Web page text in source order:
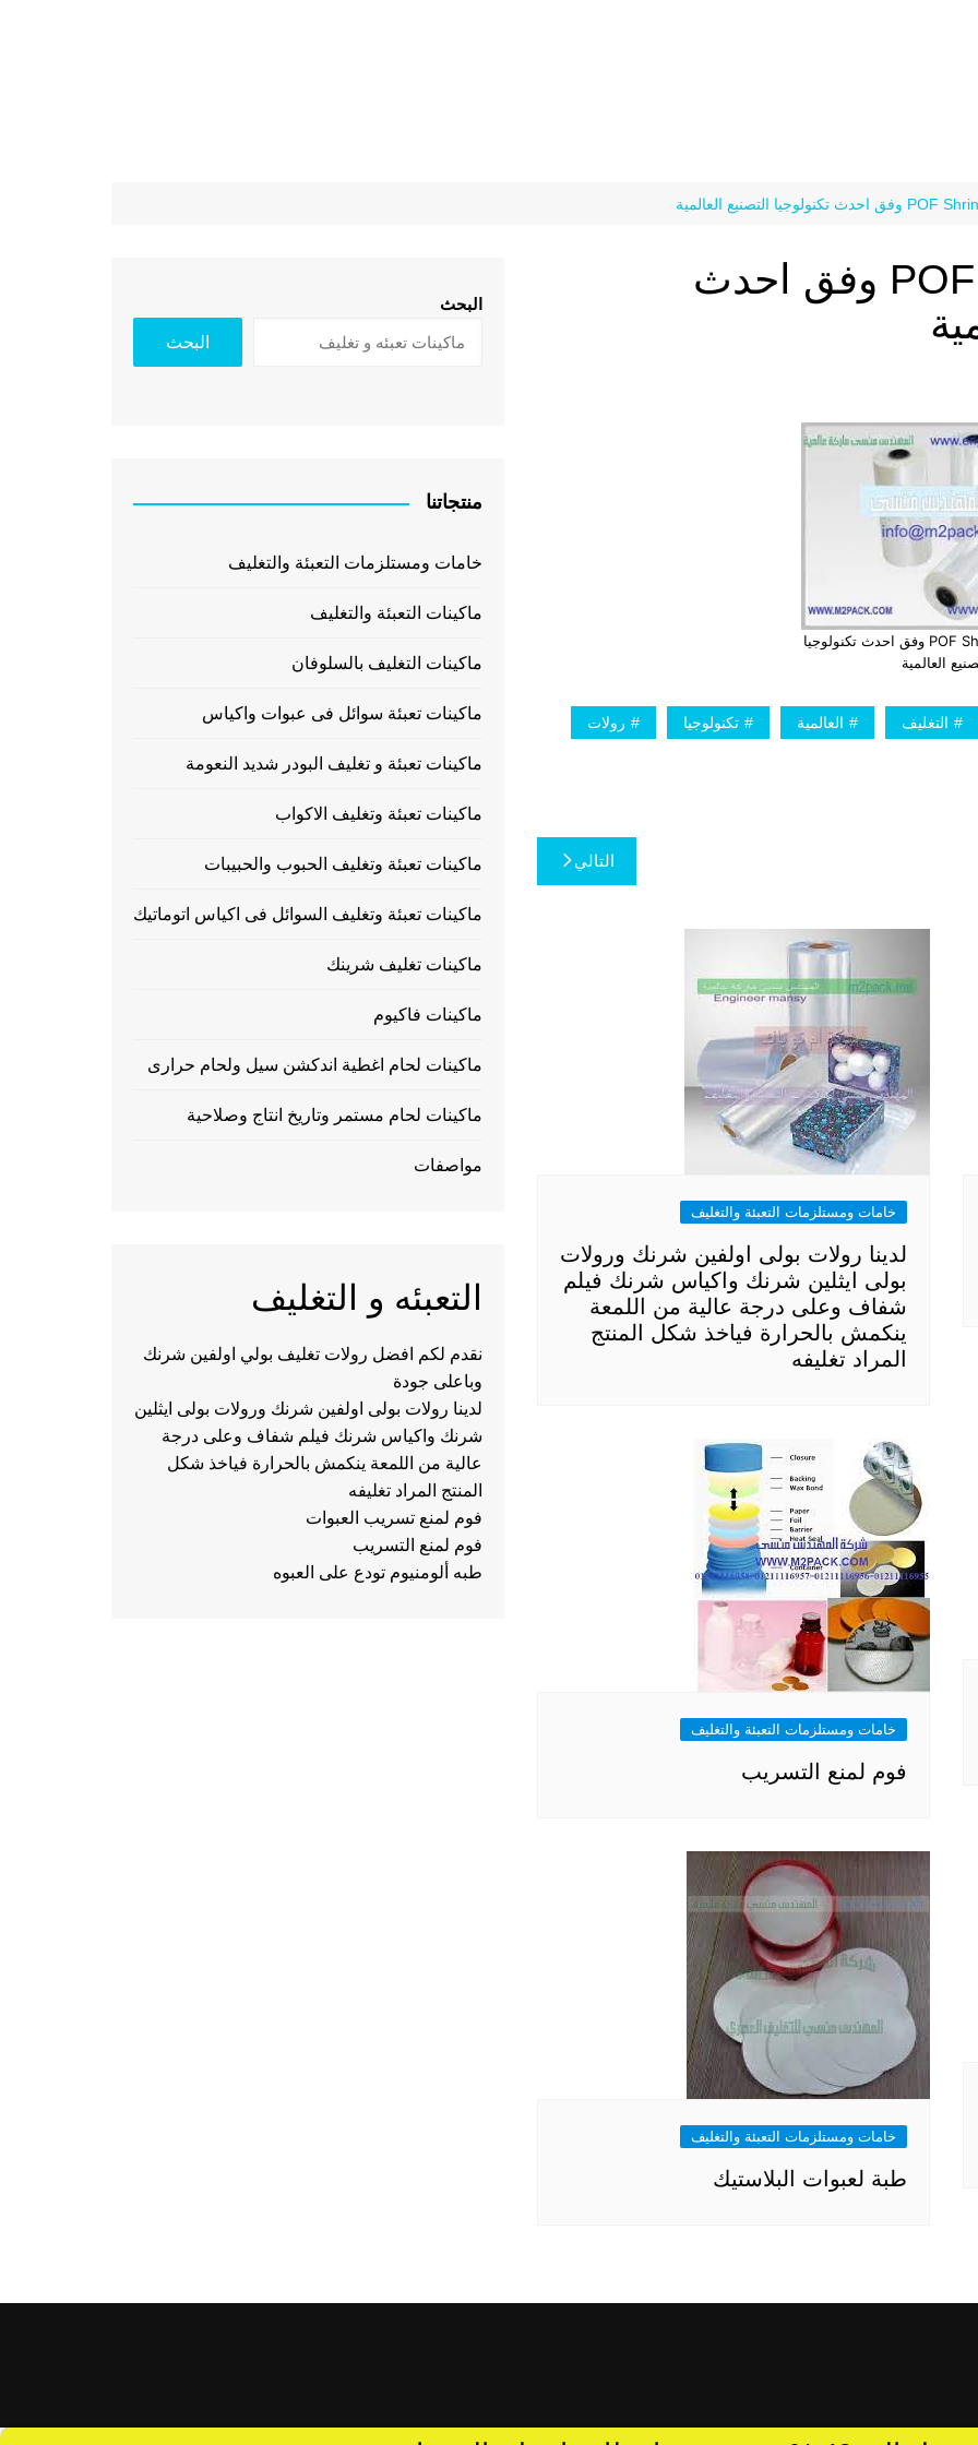
رولات التغليف POF Shrink وفق احدث
رولات التغليف POF Shrink وفق احدث تكنولوجيا
العالمية
التغليف العالمية تكنولوجيا رولات
التالي
خامات ومستلزمات التعبئة والتغليف
لدينا رولات بولى اولفين شرنك ورولات
بولى ايثلين شرنك واكياس شرنك فيلم
شفاف وعلى درجة عالية من اللمعة
ينكمش بالحرارة فياخذ شكل المنتج
المراد تغليفه
خامات ومستلزمات التعبئة والتغليف
فوم لمنع التسريب
خامات ومستلزمات التعبئة والتغليف
طبة لعبوات البلاستيك
البحث
البحث
منتجاتنا
خامات ومستلزمات التعبئة والتغليف
ماكينات التعبئة والتغليف
ماكينات التغليف بالسلوفان
ماكينات تعبئة سوائل فى عبوات واكياس
ماكينات تعبئة و تغليف البودر شديد النعومة
ماكينات تعبئة وتغليف الاكواب
ماكينات تعبئة وتغليف الحبوب والحبيبات
ماكينات تعبئة وتغليف السوائل فى اكياس اتوماتيك
ماكينات تغليف شرينك
ماكينات فاكيوم
ماكينات لحام اغطية اندكشن سيل ولحام حرارى
ماكينات لحام مستمر وتاريخ انتاج وصلاحية
مواصفات
التعبئه و التغليف
نقدم لكم افضل رولات تغليف بولي اولفين شرنك
وباعلى جودة
لدينا رولات بولى اولفين شرنك ورولات بولى ايثلين
شرنك واكياس شرنك فيلم شفاف وعلى درجة
عالية من اللمعة ينكمش بالحرارة فياخذ شكل
المنتج المراد تغليفه
فوم لمنع تسريب العبوات
فوم لمنع التسريب
طبه ألومنيوم تودع على العبوه